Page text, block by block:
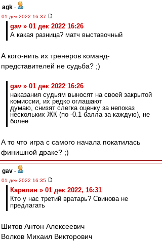
agk -
01 дек 2022 16:37
gav » 01 дек 2022 16:26
А какая разница? матч выставочный
А кого-нить их тренеров команд-
представителей не судьба? ;)
gav » 01 дек 2022 16:26
наказания судьям выносят на своей закрытой
комиссии, их редко оглашают
думаю, снизят слегка оценку за непоказ
нескольких ЖК (по -0.1 балла за каждую), не
более
А то что игра с самого начала покатилась
финишной драке? ;)
gav -
01 дек 2022 16:35
Карелин » 01 дек 2022, 16:31
Кто у нас третий вратарь? Свинова не
предлагать
Шитов Антон Алексеевич
Волков Михаил Викторович